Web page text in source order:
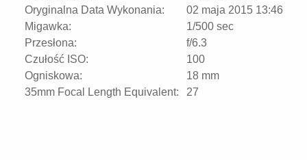
Oryginalna Data Wykonania:
02 maja 2015 13:46
Migawka:
1/500 sec
Przesłona:
f/6.3
Czułość ISO:
100
Ogniskowa:
18 mm
35mm Focal Length Equivalent:
27